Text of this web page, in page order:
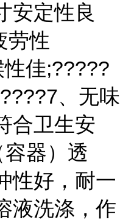
安定性良
劳性
佳;?????
、无味
合卫生安
器）透
性好，耐一
液洗涤，作